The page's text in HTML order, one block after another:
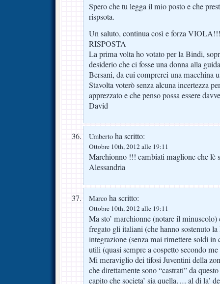
Spero che tu legga il mio posto e che
rispsota.
Un saluto, continua così e forza VIOLA!!!
RISPOSTA
La prima volta ho votato per la Bindi,
desiderio che ci fosse una donna alla
Bersani, da cui comprerei una macchina
Stavolta voterò senza alcuna incertezza
apprezzato e che penso possa essere
David
Umberto ha scritto:
Ottobre 10th, 2012 alle 19:11
Marchionno !!! cambiati maglione che
Alessandria
Marco ha scritto:
Ottobre 10th, 2012 alle 19:11
Ma sto’ marchionne (notare il
fregato gli italiani (che hanno sostenuto
integrazione (senza mai rimettere soldi in
utili (quasi sempre a cospetto secondo
Mi meraviglio dei tifosi Juventini della
che direttamente sono “castrati” da
capito che societa’ sia quella…. al di la’